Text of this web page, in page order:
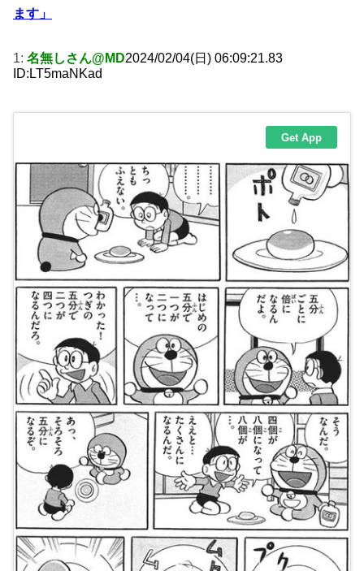
ます」
1: 名無しさん@MD2024/02/04(日) 06:09:21.83
ID:LT5maNKad